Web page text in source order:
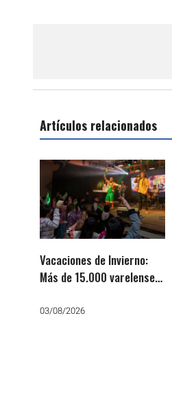
Artículos relacionados
Vacaciones de Invierno:
Más de 15.000 varelenses
teatro
03/08/2026